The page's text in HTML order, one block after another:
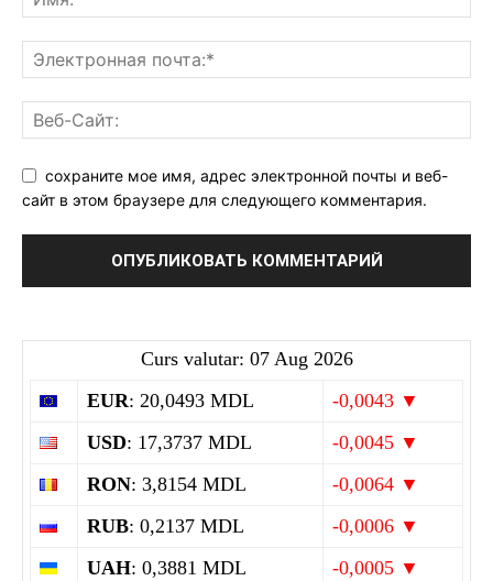
сохраните мое имя, адрес электронной почты и веб-
сайт в этом браузере для следующего комментария.
Curs valutar: 07 Aug 2026
EUR: 20,0493 MDL
-0,0043 ▼
USD: 17,3737 MDL
-0,0045 ▼
RON: 3,8154 MDL
-0,0064 ▼
RUB: 0,2137 MDL
-0,0006 ▼
UAH: 0,3881 MDL -0,0005 ▼